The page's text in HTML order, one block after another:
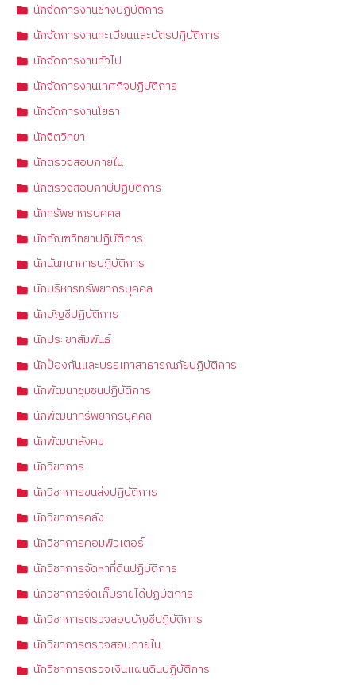
นักจัดการงานช่างปฏิบัติการ
นักจัดการงานทะเบียนและบัตรปฏิบัติการ
นักจัดการงานทั่วไป
นักจัดการงานเทศกิจปฏิบัติการ
นักจัดการงานโยธา
นักจิตวิทยา
นักตรวจสอบภายใน
นักตรวจสอบภาษีปฏิบัติการ
นักทรัพยากรบุคคล
นักทัณฑวิทยาปฏิบัติการ
นักนันทนาการปฏิบัติการ
นักบริหารทรัพยากรบุคคล
นักบัญชีปฏิบัติการ
นักประชาสัมพันธ์
นักป้องกันและบรรเทาสาธารณภัยปฏิบัติการ
นักพัฒนาชุมชนปฏิบัติการ
นักพัฒนาทรัพยากรบุคคล
นักพัฒนาสังคม
นักวิชาการ
นักวิชาการขนส่งปฏิบัติการ
นักวิชาการคลัง
นักวิชาการคอมพิวเตอร์
นักวิชาการจัดหาที่ดินปฏิบัติการ
นักวิชาการจัดเก็บรายได้ปฏิบัติการ
นักวิชาการตรวจสอบบัญชีปฏิบัติการ
นักวิชาการตรวจสอบภายใน
นักวิชาการตรวจเงินแผ่นดินปฏิบัติการ